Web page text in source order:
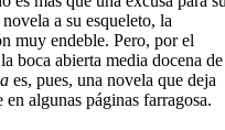
a su esqueleto, la
muy endeble. Pero, por el
boca abierta media docena de
es, pues, una novela que deja
algunas páginas farragosa.